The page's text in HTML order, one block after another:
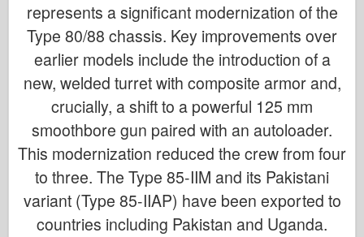
represents a significant modernization of the
Type 80/88 chassis. Key improvements over
earlier models include the introduction of a
new, welded turret with composite armor and,
crucially, a shift to a powerful 125 mm
smoothbore gun paired with an autoloader.
This modernization reduced the crew from four
to three. The Type 85-IIM and its Pakistani
variant (Type 85-IIAP) have been exported to
countries including Pakistan and Uganda.